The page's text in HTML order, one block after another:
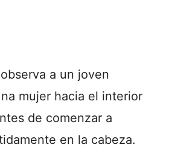
a un joven
mujer hacia el interior
de comenzar a
en la cabeza.